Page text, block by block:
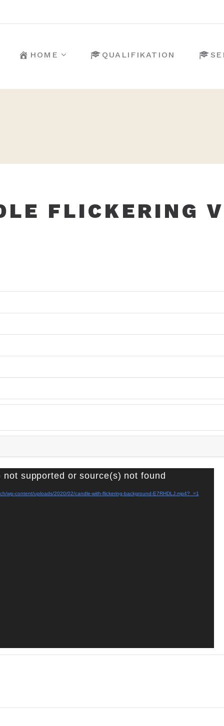
HOME QUALIFIKATION
FLICKERING
supported or source(s) not found
wp-content/uploads/2020/02/candle-with-flickering-background-E7RHDLJ.mp4?_=1